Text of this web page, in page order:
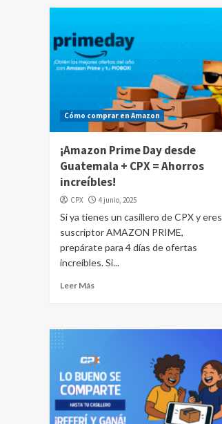
Cómo comprar en Amazon
¡Amazon Prime Day desde
Guatemala + CPX = Ahorros
increíbles!
CPX 4 junio, 2025
Si ya tienes un casillero de CPX y eres
suscriptor AMAZON PRIME,
prepárate para 4 días de ofertas
increíbles. Si...
Leer Más